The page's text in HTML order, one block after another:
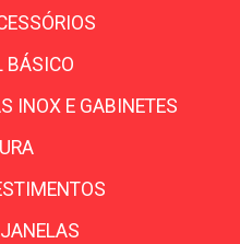
BÁSICO
INOX E GABINETES